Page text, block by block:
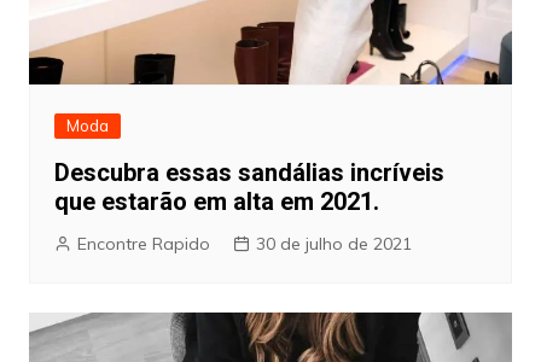
Moda
Descubra essas sandálias incríveis
que estarão em alta em 2021.
Encontre Rapido 30 de julho de 2021